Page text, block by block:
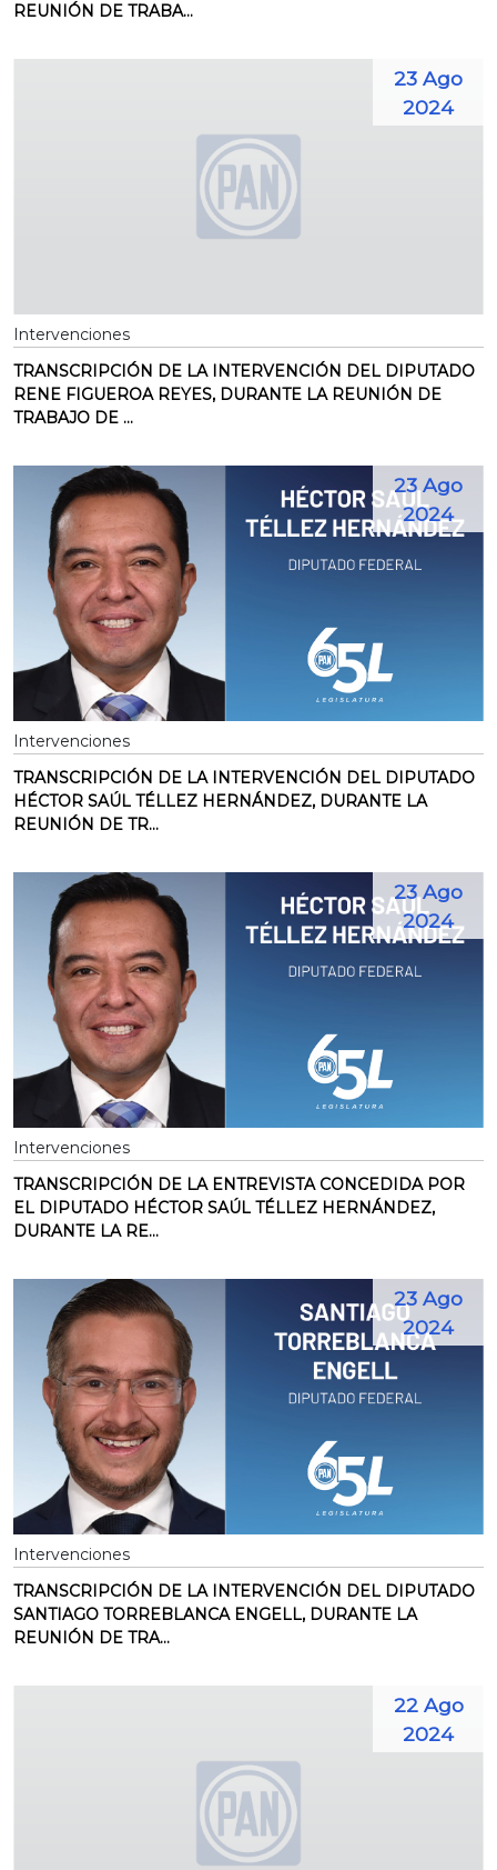
REUNIÓN DE TRABA...
23 Ago
2024
Intervenciones
TRANSCRIPCIÓN DE LA INTERVENCIÓN DEL DIPUTADO
RENE FIGUEROA REYES, DURANTE LA REUNIÓN DE
TRABAJO DE ...
23 Ago
2024
Intervenciones
TRANSCRIPCIÓN DE LA INTERVENCIÓN DEL DIPUTADO
HÉCTOR SAÚL TÉLLEZ HERNÁNDEZ, DURANTE LA
REUNIÓN DE TR...
23 Ago
2024
Intervenciones
TRANSCRIPCIÓN DE LA ENTREVISTA CONCEDIDA POR
EL DIPUTADO HÉCTOR SAÚL TÉLLEZ HERNÁNDEZ,
DURANTE LA RE...
23 Ago
2024
Intervenciones
TRANSCRIPCIÓN DE LA INTERVENCIÓN DEL DIPUTADO
SANTIAGO TORREBLANCA ENGELL, DURANTE LA
REUNIÓN DE TRA...
22 Ago
2024